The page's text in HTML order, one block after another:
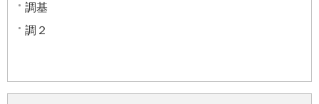
調基
調２